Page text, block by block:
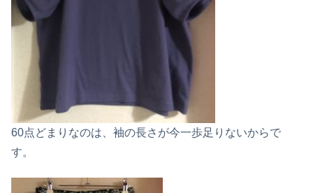
60点どまりなのは、袖の長さが今一歩足りないからで
す。